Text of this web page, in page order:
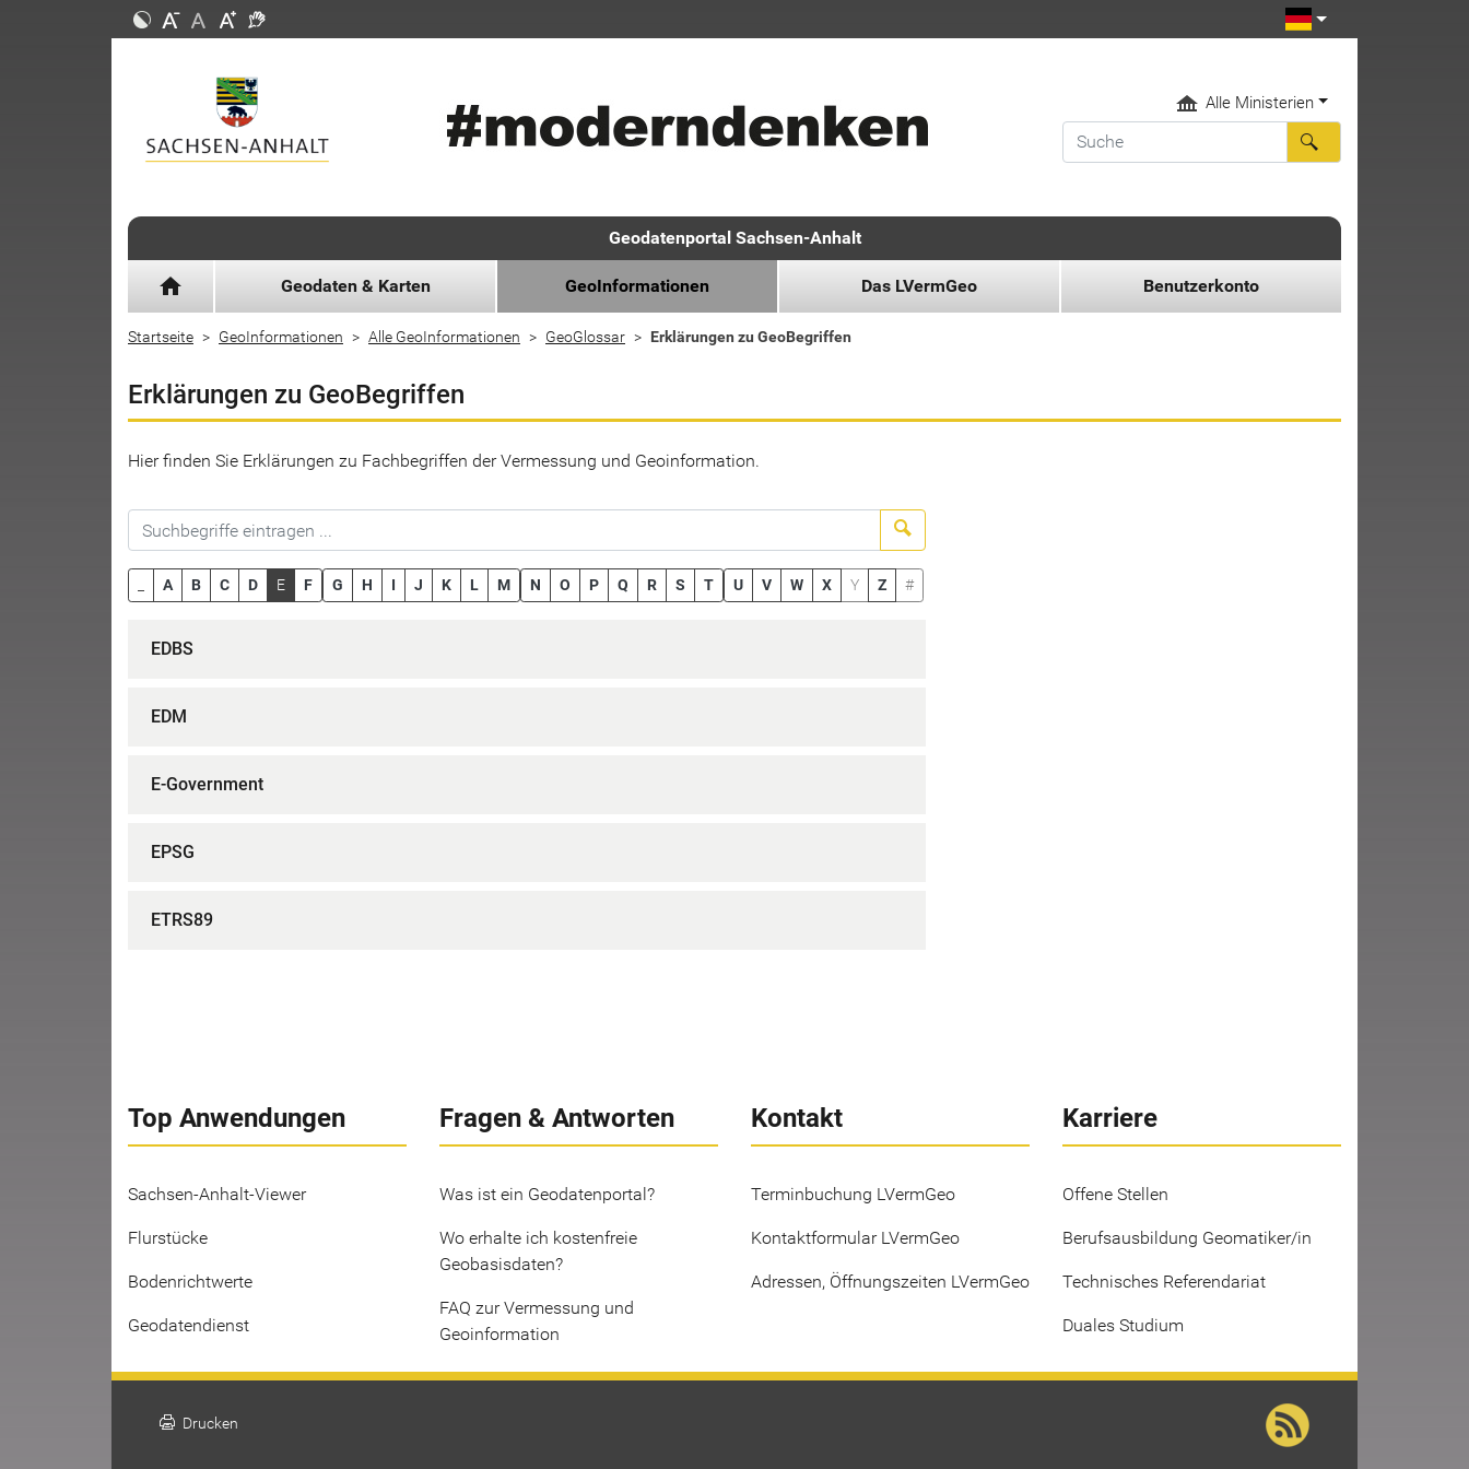
Alle Ministerien
Geodatenportal Sachsen-Anhalt
home Geodaten & Karten GeoInformationen Das LVermGeo Benutzerkonto
Startseite GeoInformationen Alle GeoInformationen GeoGlossar Erklärungen zu GeoBegriffen
Erklärungen zu GeoBegriffen
Hier finden Sie Erklärungen zu Fachbegriffen der Vermessung und Geoinformation.
A B C D E F G H I J K L M N O P Q R S T U V W X Y Z #
EDBS
EDM
E-Government
EPSG
ETRS89
Top Anwendungen
Sachsen-Anhalt-Viewer
Flurstücke
Bodenrichtwerte
Geodatendienst
Fragen & Antworten
Was ist ein Geodatenportal?
Wo erhalte ich kostenfreie
Geobasisdaten?
FAQ zur Vermessung und
Geoinformation
Kontakt
Terminbuchung LVermGeo
Kontaktformular LVermGeo
Adressen, Öffnungszeiten LVermGeo
Karriere
Offene Stellen
Berufsausbildung Geomatiker/in
Technisches Referendariat
Duales Studium
print Drucken